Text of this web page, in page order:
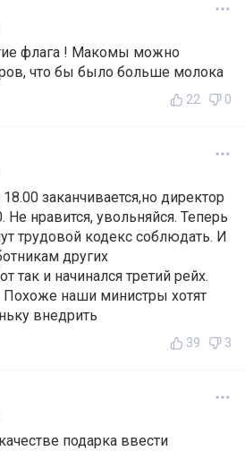
флага ! Макомы можно
что бы было больше молока
22 0
заканчивается,но директор
нравится, увольняйся. Теперь
трудовой кодекс соблюдать. И
других
так и начинался третий рейх.
Похоже наши министры хотят
внедрить
39 3
подарка ввести